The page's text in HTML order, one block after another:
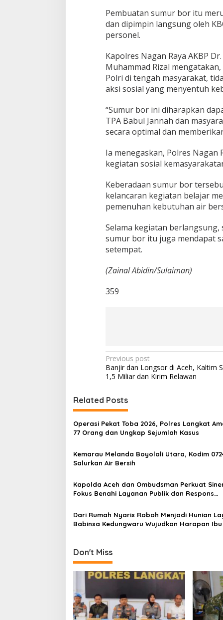
Pembuatan sumur bor itu
dan dipimpin langsung oleh
personel.
Kapolres Nagan Raya AKBP
Muhammad Rizal
Polri di tengah masyarakat,
aksi sosial yang menyentuh
“Sumur bor ini diharapkan
TPA Babul Jannah dan
secara optimal dan
Ia menegaskan, Polres
kegiatan sosial
Keberadaan sumur bor
kelancaran kegiatan belajar
pemenuhan kebutuhan air
Selama kegiatan
sumur bor itu juga mendapat
setempat.
(Zainal Abidin/Sulaiman)
359
P
o
t
n
a
i
a
t
i
o
Previous post
Banjir dan Longsor di Aceh, Kaltim
1,5 Miliar dan Kirim Relawan
Related Posts
Operasi Pekat Toba 2026, Polres Langkat
77 Orang dan Ungkap Sejumlah Kasus
Kemarau Melanda Boyolali Utara, Kodim
Salurkan Air Bersih
Kapolda Aceh dan Ombudsman Perkuat
Fokus Benahi Layanan Publik dan Respons
Dari Rumah Nyaris Roboh Menjadi Hunian
Babinsa Kedungwaru Wujudkan Harapan Ibu
Don't Miss